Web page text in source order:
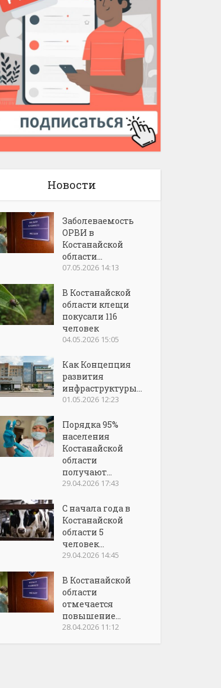
Новости
Заболеваемость
ОРВИ в
Костанайской
области...
07.05.2026 14:13
В Костанайской
области клещи
покусали 116
человек
04.05.2026 15:05
Как Концепция
развития
инфраструктуры...
01.05.2026 12:23
Порядка 95%
населения
Костанайской
области
получают...
29.04.2026 17:43
С начала года в
Костанайской
области 5
человек...
29.04.2026 14:45
В Костанайской
области
отмечается
повышение...
28.04.2026 11:12